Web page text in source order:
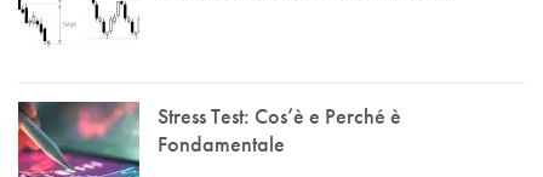
Stress Test: Cos’è e Perché è
Fondamentale